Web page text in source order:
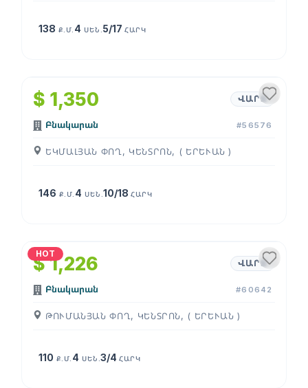
138 Ք.Մ. 4 ՍԵՆ. 5/17ՀԱՐԿ
$ 1,350 ՎԱՐՁ
Բնակարան #56576
ԵԿՄԱԼՅԱՆ ՓՈՂ, ԿԵՆՏՐՈՆ, ( ԵՐԵՒԱՆ )
146 Ք.Մ. 4 ՍԵՆ.10/18ՀԱՐԿ
HOT
$ 1,226 ՎԱՐՁ
Բնակարան #60642
ԹՈՒՄԱՆՅԱՆ ՓՈՂ, ԿԵՆՏՐՈՆ, ( ԵՐԵՒԱՆ )
110 Ք.Մ. 4 ՍԵՆ.3/4ՀԱՐԿ